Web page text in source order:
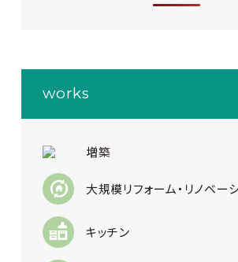
works
増築
大規模リフォーム・リノベー
キッチン